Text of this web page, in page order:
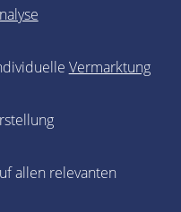
Vermarktung
allen relevanten